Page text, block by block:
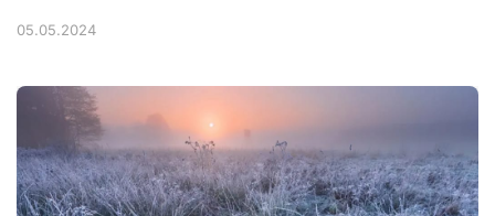
05.05.2024